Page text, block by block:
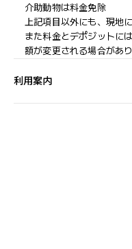
介助動物は料金免除
上記項目以外にも、現地
また料金とデポジットに
額が変更される場合があり
利用案内